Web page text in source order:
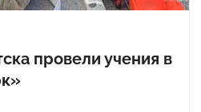
провели учения в